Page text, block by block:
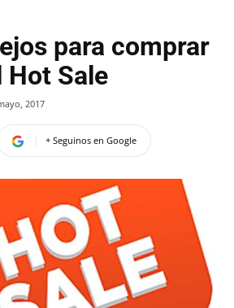
para comprar
Hot Sale
2017
+ Seguinos en Google